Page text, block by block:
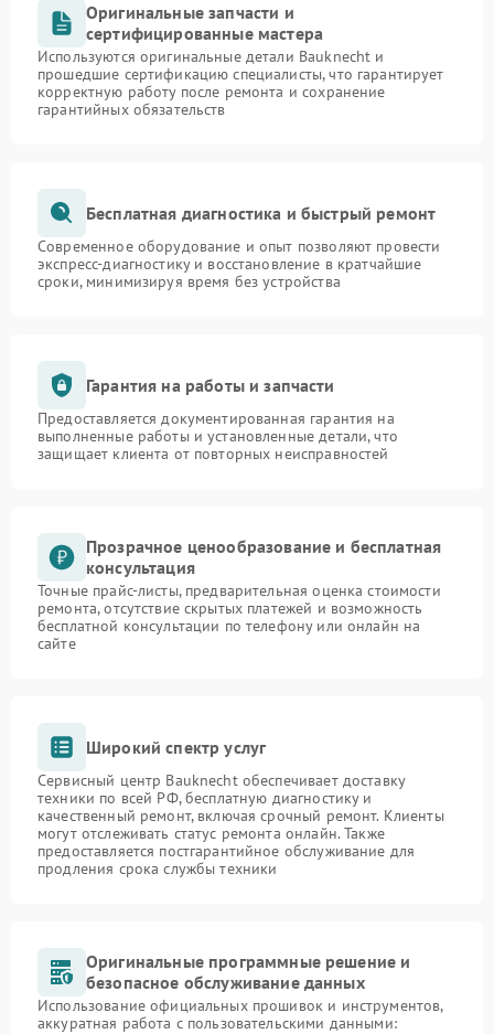
Оригинальные запчасти и
сертифицированные мастера
Используются оригинальные детали Bauknecht и
прошедшие сертификацию специалисты, что гарантирует
корректную работу после ремонта и сохранение
гарантийных обязательств
Бесплатная диагностика и быстрый ремонт
Современное оборудование и опыт позволяют провести
экспресс-диагностику и восстановление в кратчайшие
сроки, минимизируя время без устройства
Гарантия на работы и запчасти
Предоставляется документированная гарантия на
выполненные работы и установленные детали, что
защищает клиента от повторных неисправностей
Прозрачное ценообразование и бесплатная
консультация
Точные прайс-листы, предварительная оценка стоимости
ремонта, отсутствие скрытых платежей и возможность
бесплатной консультации по телефону или онлайн на
сайте
Широкий спектр услуг
Сервисный центр Bauknecht обеспечивает доставку
техники по всей РФ, бесплатную диагностику и
качественный ремонт, включая срочный ремонт. Клиенты
могут отслеживать статус ремонта онлайн. Также
предоставляется постгарантийное обслуживание для
продления срока службы техники
Оригинальные программные решение и
безопасное обслуживание данных
Использование официальных прошивок и инструментов,
аккуратная работа с пользовательскими данными: